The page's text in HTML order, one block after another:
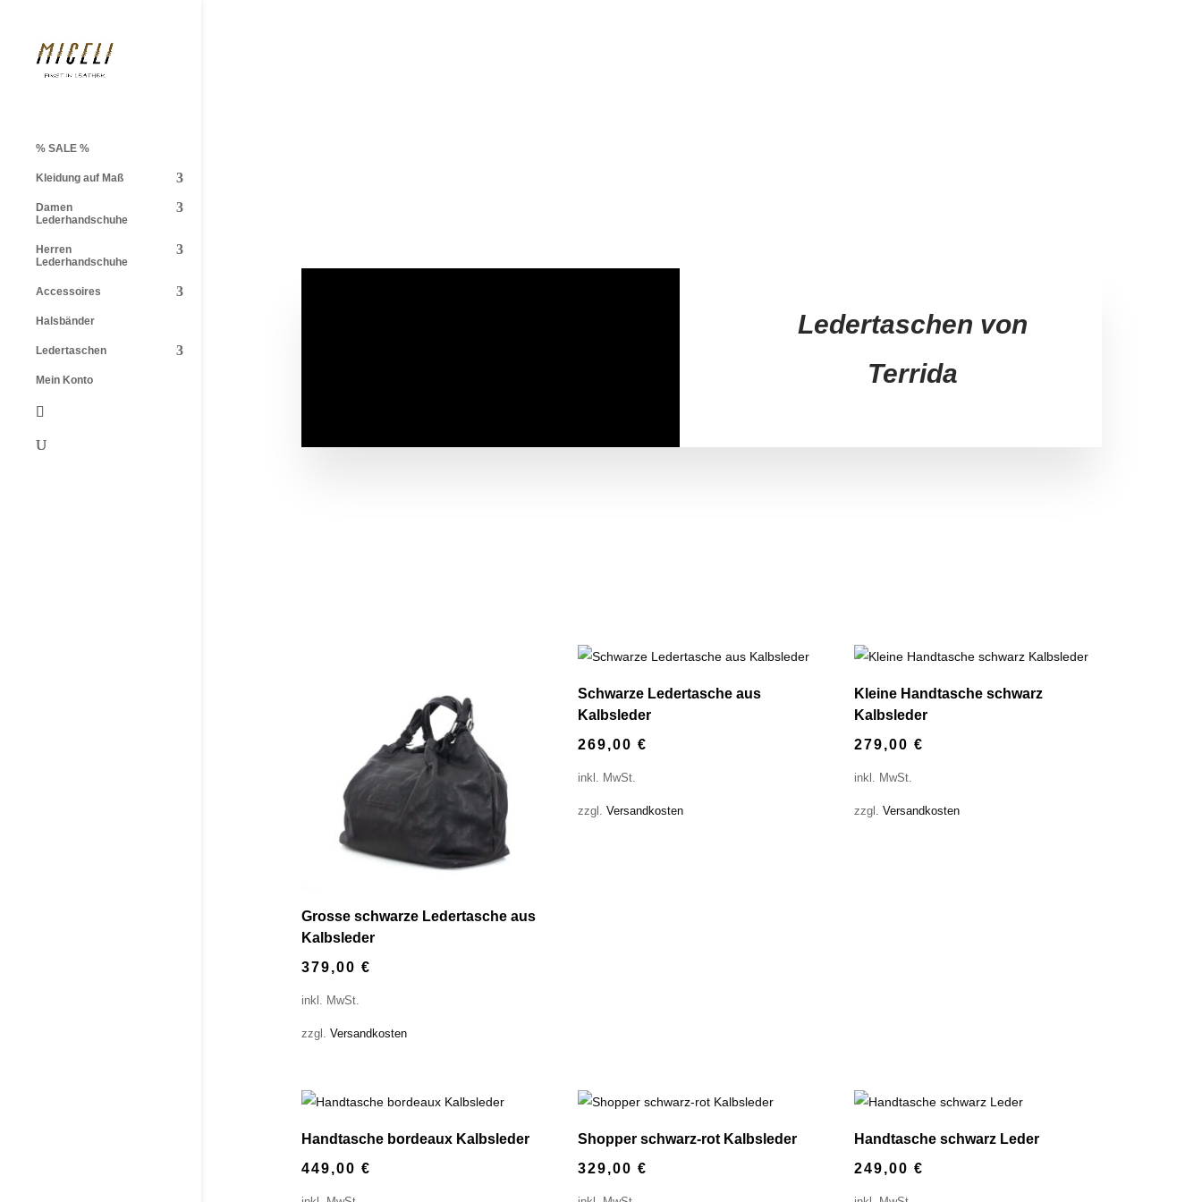
% SALE %
Kleidung auf Maß
Damen
Lederhandschuhe
Herren
Lederhandschuhe
Accessoires
Halsbänder
Ledertaschen
Mein Konto
Ledertaschen von
Terrida
Grosse schwarze Ledertasche aus
Kalbsleder
379,00 €
inkl. MwSt.
zzgl. Versandkosten
Schwarze Ledertasche aus
Kalbsleder
269,00€
inkl. MwSt.
zzgl.Versandkosten
Kleine Handtasche schwarz
Kalbsleder
279,00€
inkl. MwSt.
zzgl.Versandkosten
Handtasche bordeaux Kalbsleder
449,00 €
Shopper schwarz-rot Kalbsleder
329,00€
Handtasche schwarz Leder
249,00€